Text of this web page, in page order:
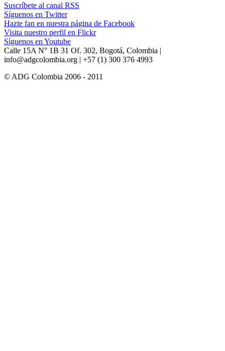
Suscríbete al canal RSS
Síguenos en Twitter
Hazte fan en nuestra página de Facebook
Visita nuestro perfil en Flickr
Síguenos en Youtube
Calle 15A N° 1B 31 Of. 302, Bogotá, Colombia |
info@adgcolombia.org | +57 (1) 300 376 4993
© ADG Colombia 2006 - 2011